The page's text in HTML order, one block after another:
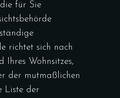
für Sie
richtet sich nach
Ihres Wohnsitzes,
der mutmaßlichen
Liste der